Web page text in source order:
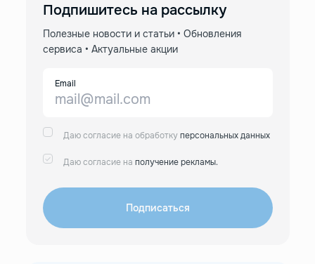
Подпишитесь на рассылку
Полезные новости и статьи • Обновления
сервиса • Актуальные акции
Email
Даю согласие на обработкуперсональных данных
Даю согласие на получение рекламы.
Подписаться